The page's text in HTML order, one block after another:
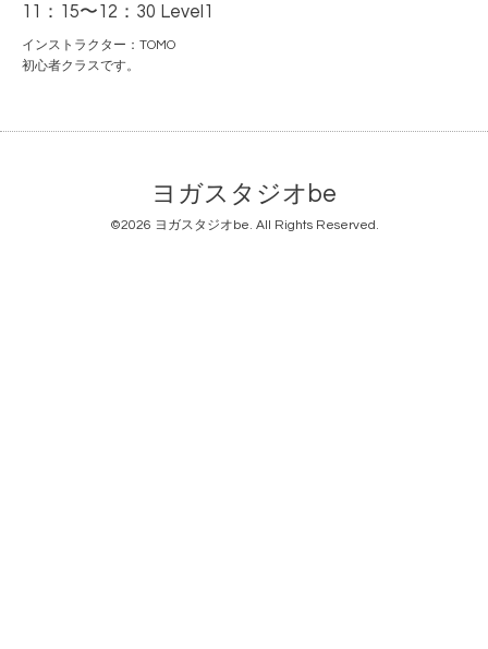
11：15〜12：30 Level1
インストラクター：TOMO
初心者クラスです。
ヨガスタジオbe
©2026 ヨガスタジオbe. All Rights Reserved.